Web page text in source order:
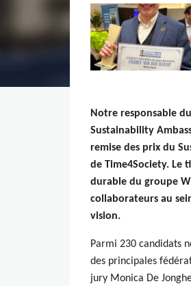
Notre responsable
Sustainability
remise des prix du
de Time4Society. Le
durable du groupe
collaborateurs au
vision.
Parmi 230 candidats
des principales
jury Monica De